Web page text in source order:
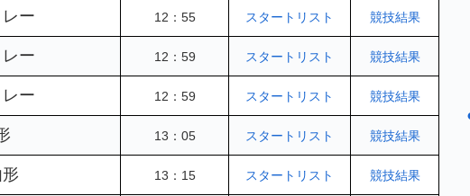
ー 12：55 スタートリスト 競技結果
ー 12：59 スタートリスト 競技結果
ー 12：59 スタートリスト 競技結果
13：05 スタートリスト 競技結果
13：15 スタートリスト 競技結果